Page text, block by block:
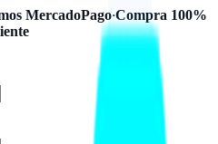
MercadoPago·Compra 100%